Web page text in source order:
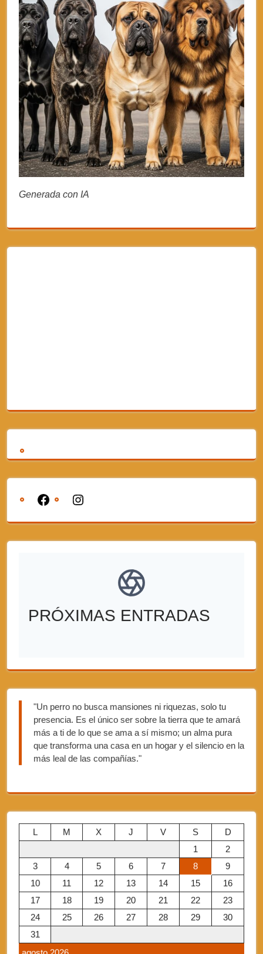
Generada con IA
PRÓXIMAS ENTRADAS
"Un perro no busca mansiones ni riquezas, solo tu
presencia. Es el único ser sobre la tierra que te amará
más a ti de lo que se ama a sí mismo; un alma pura
que transforma una casa en un hogar y el silencio en la
más leal de las compañías."
L M X J V S
D
1
2
3
4 5 6 7 8
9
10
11 12 13 14 15
16
17
18 19 20 21 22
23
24
25 26 27 28 29
30
31